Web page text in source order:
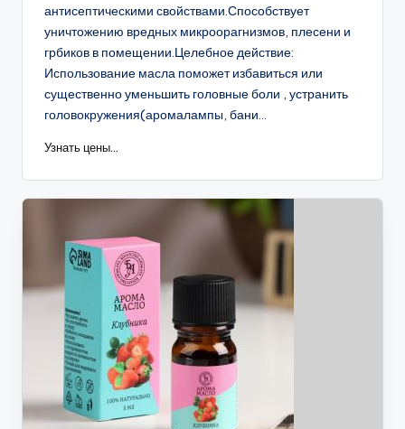
антисептическими свойствами.Способствует
уничтожению вредных микроорагнизмов, плесени и
грбиков в помещении.Целебное действие:
Использование масла поможет избавиться или
существенно уменьшить головные боли , устранить
головокружения(аромалампы, бани...
Узнать цены...